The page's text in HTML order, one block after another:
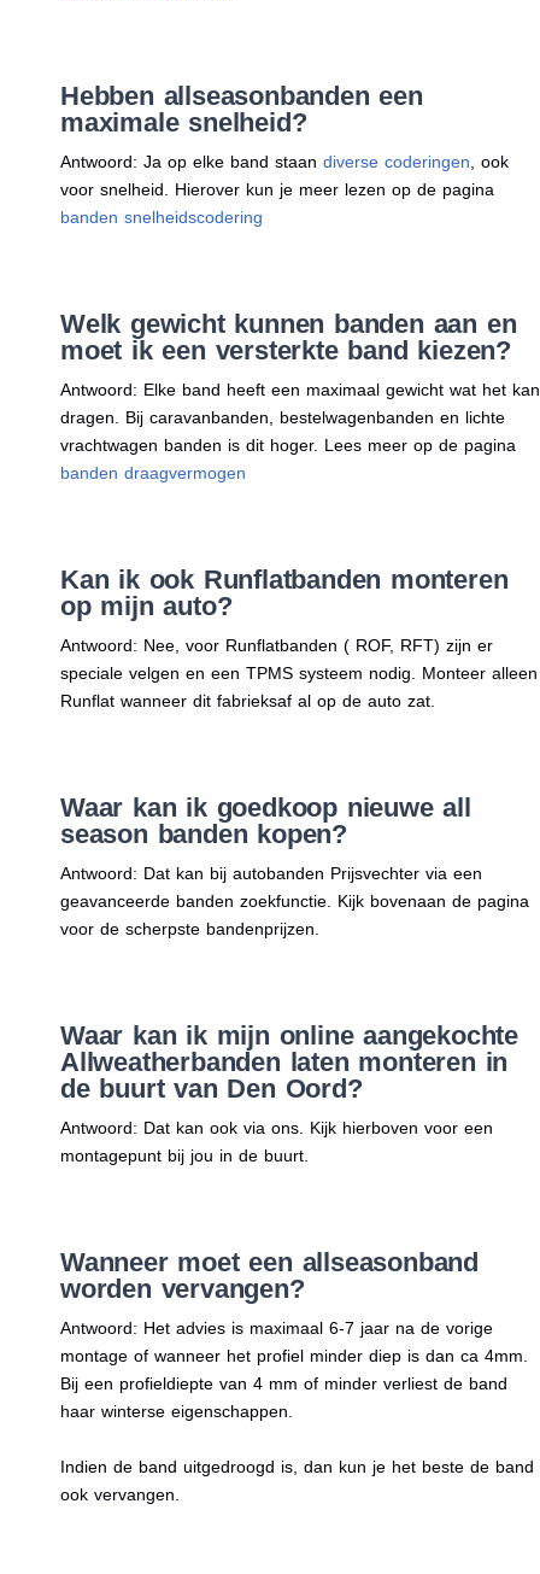
Hebben allseasonbanden een
maximale snelheid?
Antwoord: Ja op elke band staan diverse coderingen , ook
voor snelheid. Hierover kun je meer lezen op de pagina
banden snelheidscodering
Welk gewicht kunnen banden aan en
moet ik een versterkte band kiezen?
Antwoord: Elke band heeft een maximaal gewicht wat het kan
dragen. Bij caravanbanden, bestelwagenbanden en lichte
vrachtwagen banden is dit hoger. Lees meer op de pagina
banden draagvermogen
Kan ik ook Runflatbanden monteren
op mijn auto?
Antwoord: Nee, voor Runflatbanden ( ROF, RFT) zijn er
speciale velgen en een TPMS systeem nodig. Monteer alleen
Runflat wanneer dit fabrieksaf al op de auto zat.
Waar kan ik goedkoop nieuwe all
season banden kopen?
Antwoord: Dat kan bij autobanden Prijsvechter via een
geavanceerde banden zoekfunctie. Kijk bovenaan de pagina
voor de scherpste bandenprijzen.
Waar kan ik mijn online aangekochte
Allweatherbanden laten monteren in
de buurt van Den Oord?
Antwoord: Dat kan ook via ons. Kijk hierboven voor een
montagepunt bij jou in de buurt.
Wanneer moet een allseasonband
worden vervangen?
Antwoord: Het advies is maximaal 6-7 jaar na de vorige
montage of wanneer het profiel minder diep is dan ca 4mm.
Bij een profieldiepte van 4 mm of minder verliest de band
haar winterse eigenschappen.
Indien de band uitgedroogd is, dan kun je het beste de band
ook vervangen.